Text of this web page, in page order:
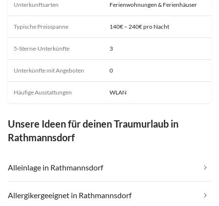
Unterkunftsarten Ferienwohnungen & Ferienhäuser
Typische Preisspanne 140€ – 240€ pro Nacht
5-Sterne-Unterkünfte 3
Unterkünfte mit Angeboten 0
Häufige Ausstattungen WLAN
Unsere Ideen für deinen Traumurlaub in
Rathmannsdorf
Alleinlage in Rathmannsdorf
Allergikergeeignet in Rathmannsdorf